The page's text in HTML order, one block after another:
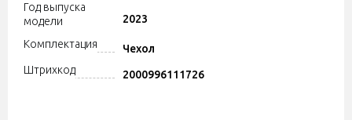
Год выпуска
модели
2023
Комплектация
Чехол
Штрихкод
2000996111726